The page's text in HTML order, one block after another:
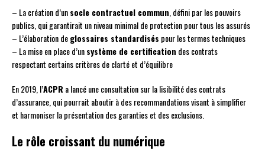
– La création d’unsocle contractuel commun, défini par les pouvoirs
publics, qui garantirait un niveau minimal de protection pour tous les assurés
– L’élaboration deglossaires standardisés pour les termes techniques
– La mise en place d’unsystème de certification des contrats
respectant certains critères de clarté et d’équilibre
En 2019, l’ACPR a lancé une consultation sur la lisibilité des contrats
d’assurance, qui pourrait aboutir à des recommandations visant à simplifier
et harmoniser la présentation des garanties et des exclusions.
Le rôle croissant du numérique